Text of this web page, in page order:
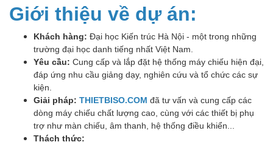
Giới thiệu về dự án:
Khách hàng: Đại học Kiến trúc Hà Nội - một trong những
trường đại học danh tiếng nhất Việt Nam.
Yêu cầu: Cung cấp và lắp đặt hệ thống máy chiếu hiện đại,
đáp ứng nhu cầu giảng dạy, nghiên cứu và tổ chức các sự
kiện.
Giải pháp: THIETBISO.COM đã tư vấn và cung cấp các
dòng máy chiếu chất lượng cao, cùng với các thiết bị phụ
trợ như màn chiếu, âm thanh, hệ thống điều khiển...
Thách thức: